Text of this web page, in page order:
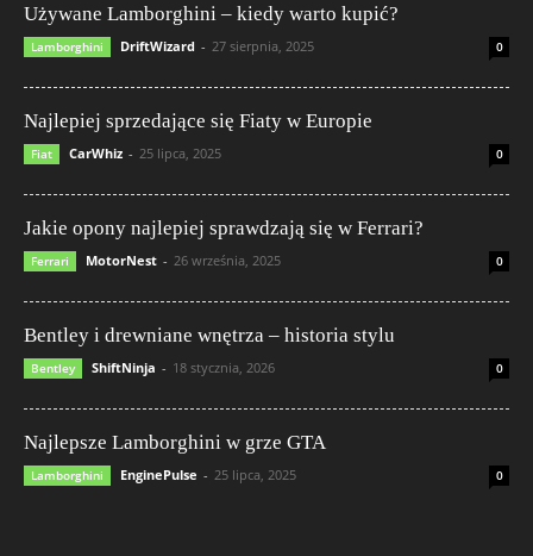
Używane Lamborghini – kiedy warto kupić?
Lamborghini DriftWizard - 27 sierpnia, 2025 0
Najlepiej sprzedające się Fiaty w Europie
Fiat CarWhiz - 25 lipca, 2025 0
Jakie opony najlepiej sprawdzają się w Ferrari?
Ferrari MotorNest - 26 września, 2025 0
Bentley i drewniane wnętrza – historia stylu
Bentley ShiftNinja - 18 stycznia, 2026 0
Najlepsze Lamborghini w grze GTA
Lamborghini EnginePulse - 25 lipca, 2025 0